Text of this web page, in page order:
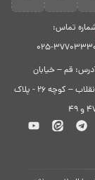
تماس:
37703330-
قم – خیابان
انقلاب – کوچه 26 - پلاک
و 49